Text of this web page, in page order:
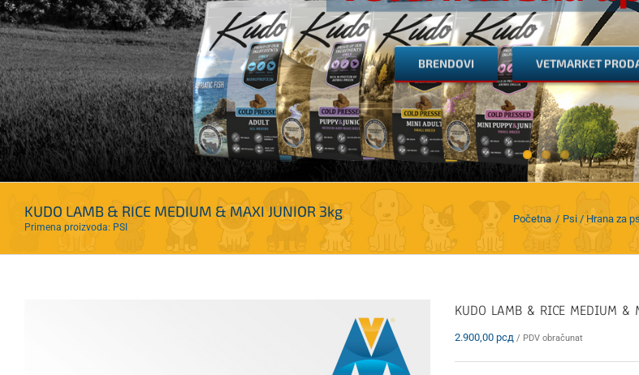
BRENDOVI VETMARKET
KUDO LAMB & RICE MEDIUM & MAXI JUNIOR 3kg
Primena proizvoda: PSI
Početna Psi / Hrana za
KUDO LAMB & RICE MEDIUM &
2.900,00 рсд / PDV obračunat